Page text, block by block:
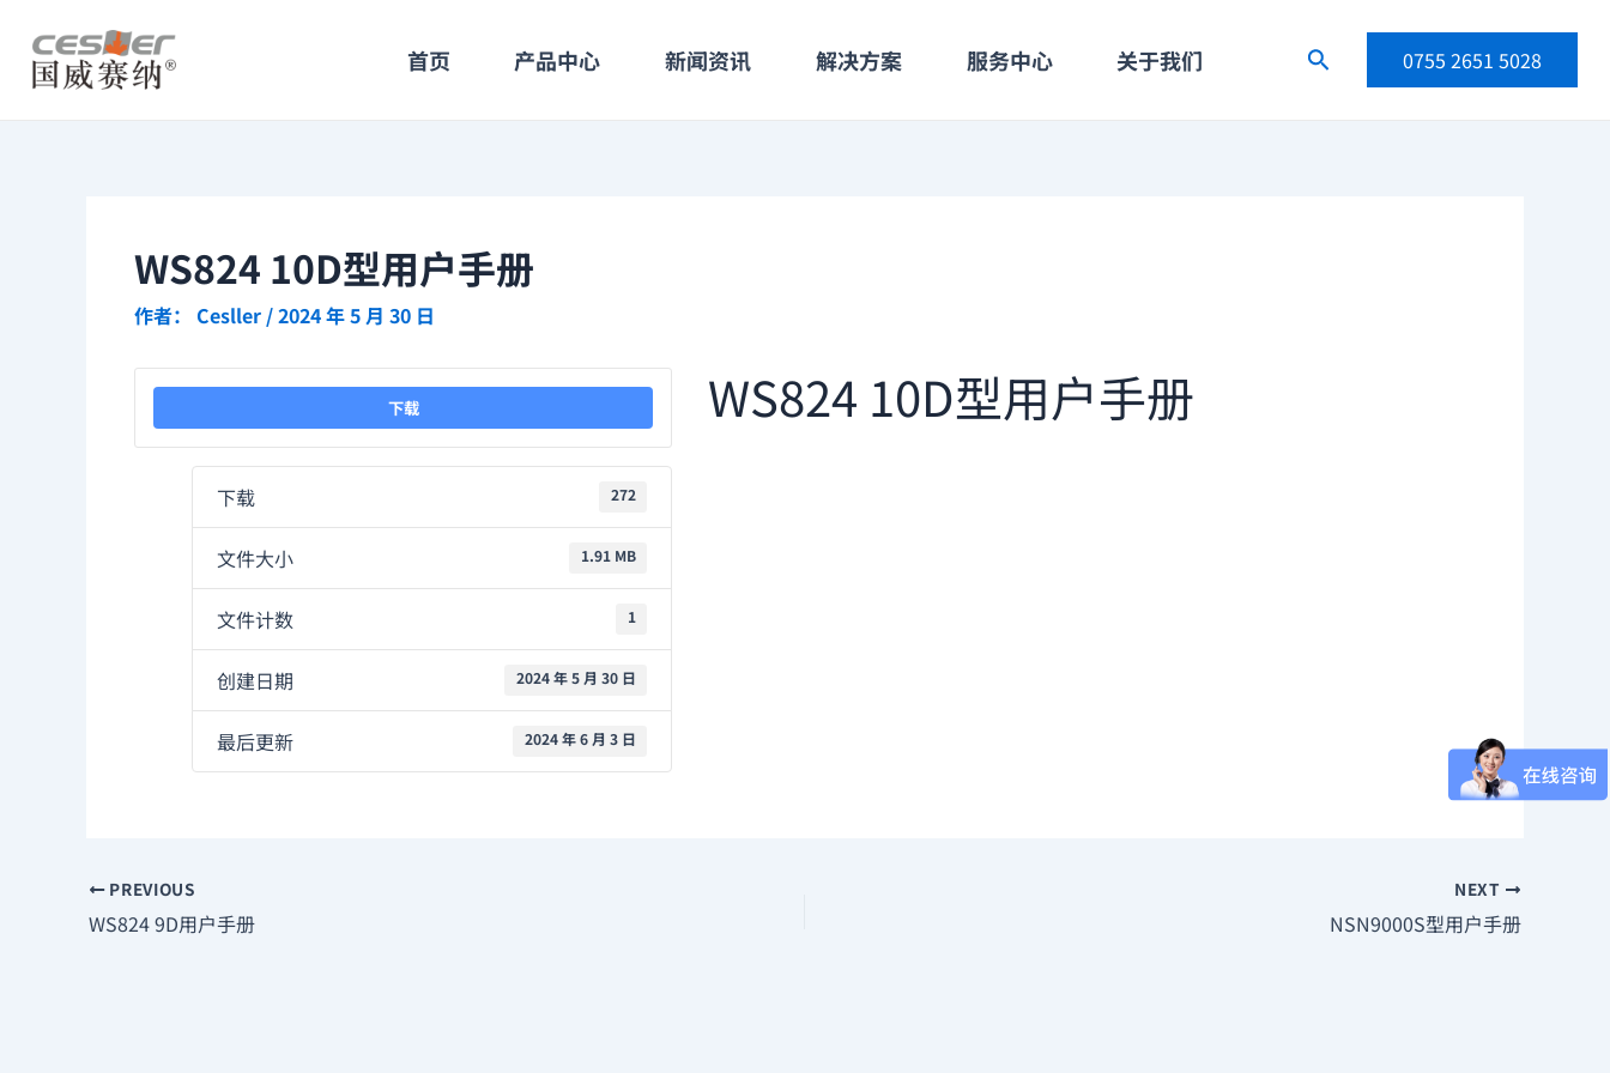
首页 产品中心 新闻资讯 解决方案 服务中心 关于我们
搜
0755 2651 5028
WS824 10D型用户手册
作者： Cesller /2024 年 5 月 30 日
下载
下载 272
文件大小 1.91 MB
文件计数 1
创建日期 2024 年 5 月 30 日
最后更新 2024 年 6 月 3 日
WS824 10D型用户手册
navigation
PREVIOUS
WS824 9D用户手册
NEXT
NSN9000S型用户手册